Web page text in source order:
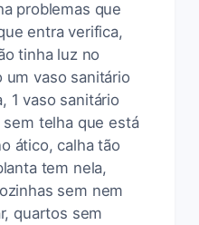
problemas que
entra verifica,
tinha luz no
um vaso sanitário
1 vaso sanitário
telha que está
ático, calha tão
tem nela,
sem nem
quartos sem